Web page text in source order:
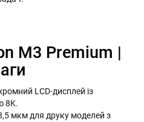
M3 Premium |
LCD-дисплей із
8K.
мкм для друку моделей з